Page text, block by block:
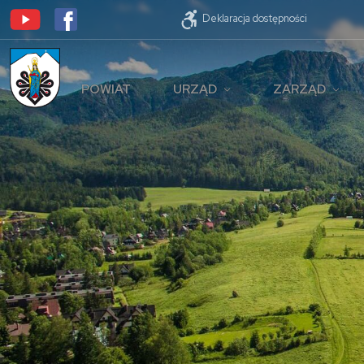
Deklaracja dostępności
POWIAT URZĄD ZARZĄD